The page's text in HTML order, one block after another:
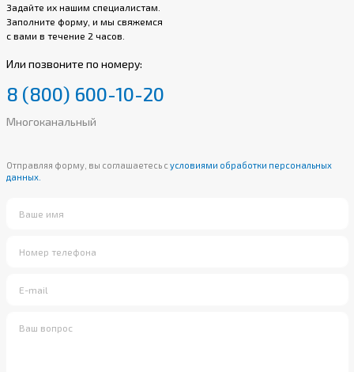
Задайте их нашим специалистам.
Заполните форму, и мы свяжемся
с вами в течение 2 часов.
Или позвоните по номеру:
8 (800) 600-10-20
Многоканальный
Отправляя форму, вы соглашаетесь с условиями обработки персональных
данных.